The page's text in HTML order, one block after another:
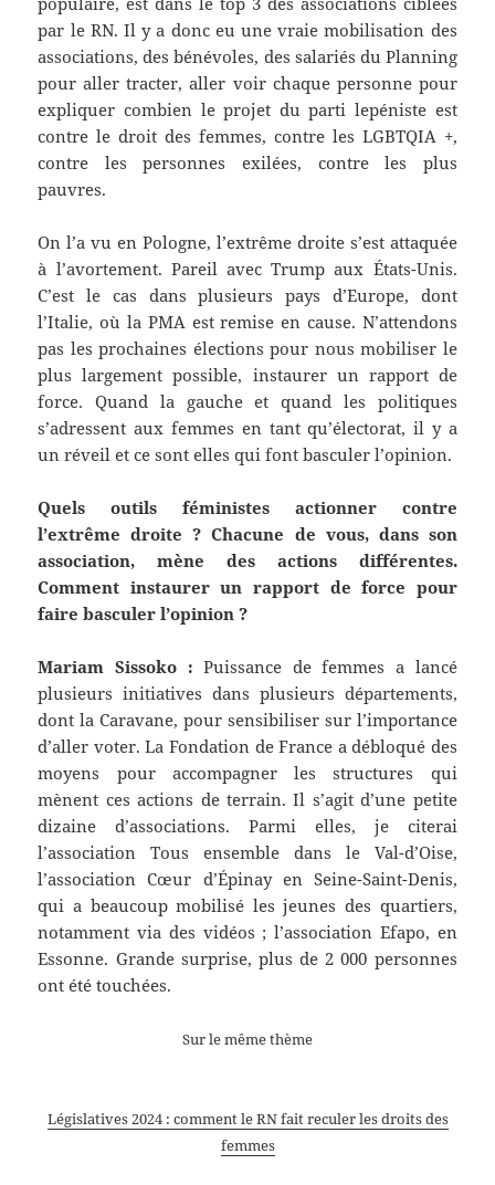
par le RN. Il y a donc eu une vraie mobilisation des
associations, des bénévoles, des salariés du Planning
pour aller tracter, aller voir chaque personne pour
expliquer combien le projet du parti lepéniste est
contre le droit des femmes, contre les LGBTQIA +,
contre les personnes exilées, contre les plus
pauvres.
On l’a vu en Pologne, l’extrême droite s’est attaquée
à l’avortement. Pareil avec Trump aux États-Unis.
C’est le cas dans plusieurs pays d’Europe, dont
l’Italie, où la PMA est remise en cause. N’attendons
pas les prochaines élections pour nous mobiliser le
plus largement possible, instaurer un rapport de
force. Quand la gauche et quand les politiques
s’adressent aux femmes en tant qu’électorat, il y a
un réveil et ce sont elles qui font basculer l’opinion.
Quels outils féministes actionner contre
l’extrême droite ? Chacune de vous, dans son
association, mène des actions différentes.
Comment instaurer un rapport de force pour
faire basculer l’opinion ?
Mariam Sissoko : Puissance de femmes a lancé
plusieurs initiatives dans plusieurs départements,
dont la Caravane, pour sensibiliser sur l’importance
d’aller voter. La Fondation de France a débloqué des
moyens pour accompagner les structures qui
mènent ces actions de terrain. Il s’agit d’une petite
dizaine d’associations. Parmi elles, je citerai
l’association Tous ensemble dans le Val-d’Oise,
l’association Cœur d’Épinay en Seine-Saint-Denis,
qui a beaucoup mobilisé les jeunes des quartiers,
notamment via des vidéos ; l’association Efapo, en
Essonne. Grande surprise, plus de 2 000 personnes
ont été touchées.
Sur le même thème
Législatives 2024 : comment le RN fait reculer les droits des
femmes